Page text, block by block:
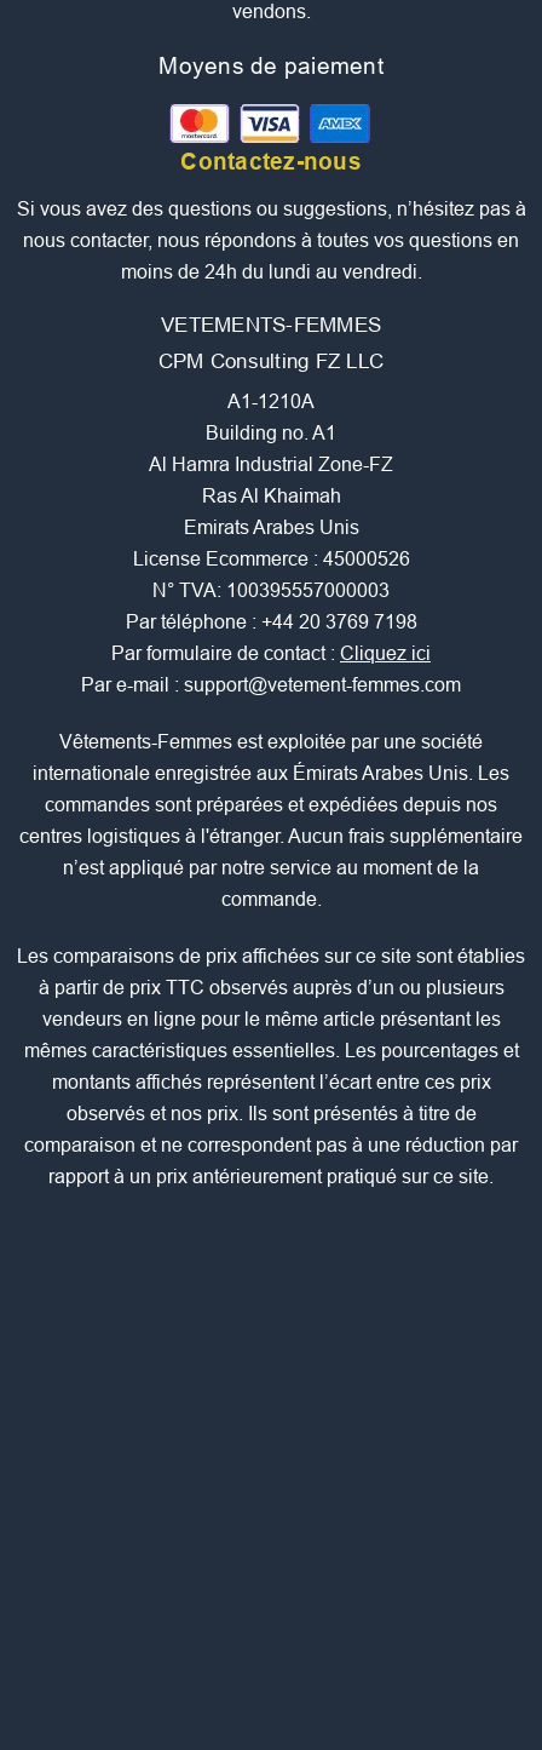
vendons.
Moyens de paiement
Contactez-nous
Si vous avez des questions ou suggestions, n’hésitez pas à
nous contacter, nous répondons à toutes vos questions en
moins de 24h du lundi au vendredi.
VETEMENTS-FEMMES
CPM Consulting FZ LLC
A1-1210A
Building no. A1
Al Hamra Industrial Zone-FZ
Ras Al Khaimah
Emirats Arabes Unis
License Ecommerce : 45000526
N° TVA: 100395557000003
Par téléphone : +44 20 3769 7198
Par formulaire de contact : Cliquez ici
Par e-mail : support@vetement-femmes.com
Vêtements-Femmes est exploitée par une société
internationale enregistrée aux Émirats Arabes Unis. Les
commandes sont préparées et expédiées depuis nos
centres logistiques à l'étranger. Aucun frais supplémentaire
n’est appliqué par notre service au moment de la
commande.
Les comparaisons de prix affichées sur ce site sont établies
à partir de prix TTC observés auprès d’un ou plusieurs
vendeurs en ligne pour le même article présentant les
mêmes caractéristiques essentielles. Les pourcentages et
montants affichés représentent l’écart entre ces prix
observés et nos prix. Ils sont présentés à titre de
comparaison et ne correspondent pas à une réduction par
rapport à un prix antérieurement pratiqué sur ce site.